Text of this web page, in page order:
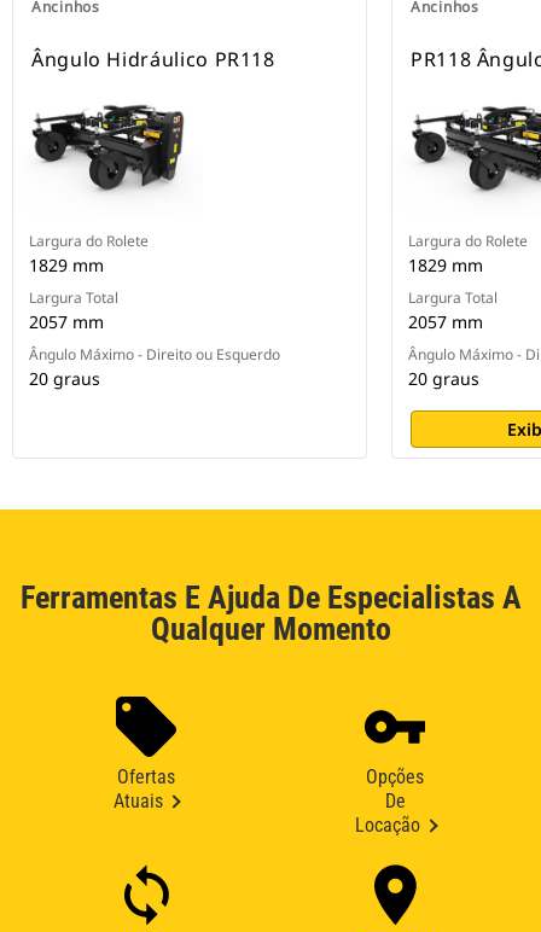
Ancinhos
Ângulo Hidráulico PR118
Largura do Rolete
1829 mm
Largura Total
2057 mm
Ângulo Máximo - Direito ou Esquerdo
20 graus
Ancinhos
PR118
Largura do Rolete
1829 mm
Largura Total
2057 mm
Ângulo Máximo -
20 graus
Ferramentas E Ajuda De Especialistas A
Qualquer Momento
Ofertas
Atuais
Opções
De
Locação